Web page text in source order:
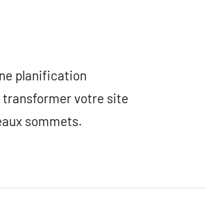
planification
transformer votre site
sommets.